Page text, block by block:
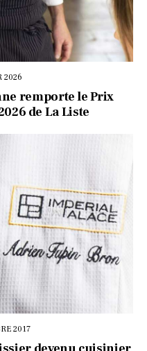
2026
remporte le Prix
de La Liste
2017